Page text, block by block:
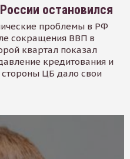
остановился
проблемы в РФ
сокращения ВВП в
квартал показал
кредитования и
стороны ЦБ дало свои